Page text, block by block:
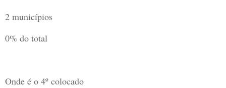
2 municípios
0% do total
Onde é o 4º colocado